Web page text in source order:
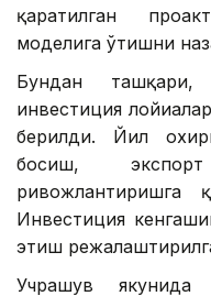
қаратилган
моделига ўтишни
Бундан
инвестиция
берилди. Йил
босиш,
ривожлантиришга
Инвестиция
этиш
Учрашув якунида